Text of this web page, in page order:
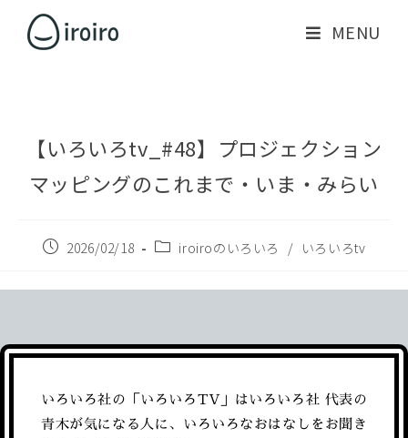
MENU
【いろいろtv_#48】プロジェクション
マッピングのこれまで・いま・みらい
2026/02/18 iroiroのいろいろ / いろいろtv
いろいろ社の「いろいろTV」はいろいろ社 代表の
青木が気になる人に、いろいろなおはなしをお聞き